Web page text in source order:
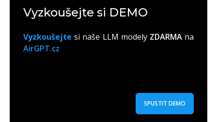
Vyzkoušejte si DEMO
Vyzkoušejte si naše LLM modely ZDARMAna
AirGPT.cz
SPUSTIT DEMO